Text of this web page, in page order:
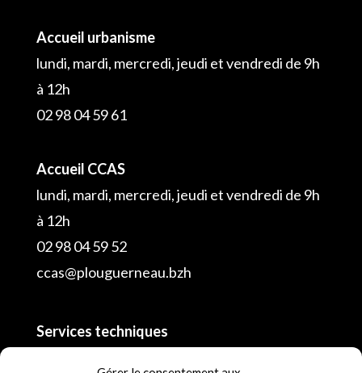
Accueil urbanisme
lundi, mardi, mercredi, jeudi et vendredi de 9h
à 12h
02 98 04 59 61
Accueil CCAS
lundi, mardi, mercredi, jeudi et vendredi de 9h
à 12h
02 98 04 59 52
ccas@plouguerneau.bzh
Services techniques